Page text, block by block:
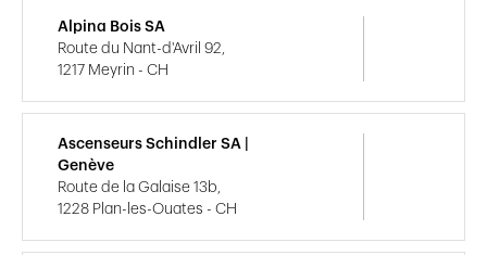
Alpina Bois SA
Route du Nant-d'Avril 92,
1217 Meyrin - CH
Ascenseurs Schindler SA |
Genève
Route de la Galaise 13b,
1228 Plan-les-Ouates - CH